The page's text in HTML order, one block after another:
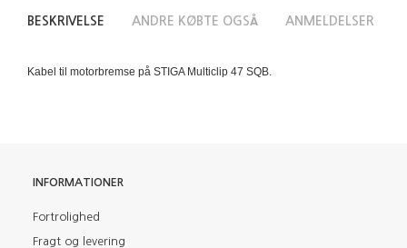
BESKRIVELSE ANDRE KØBTE OGSÅ ANMELDELSER
Kabel til motorbremse på STIGA Multiclip 47 SQB.
INFORMATIONER
Fortrolighed
Fragt og levering